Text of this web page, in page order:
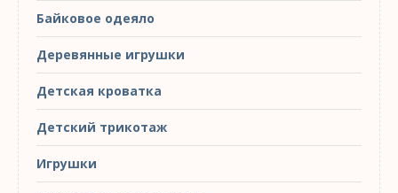
Байковое одеяло
Деревянные игрушки
Детская кроватка
Детский трикотаж
Игрушки